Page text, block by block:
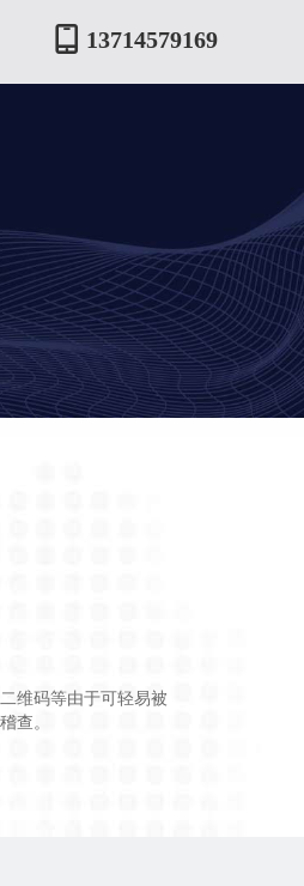
13714579169
维码等由于可轻易被
查。